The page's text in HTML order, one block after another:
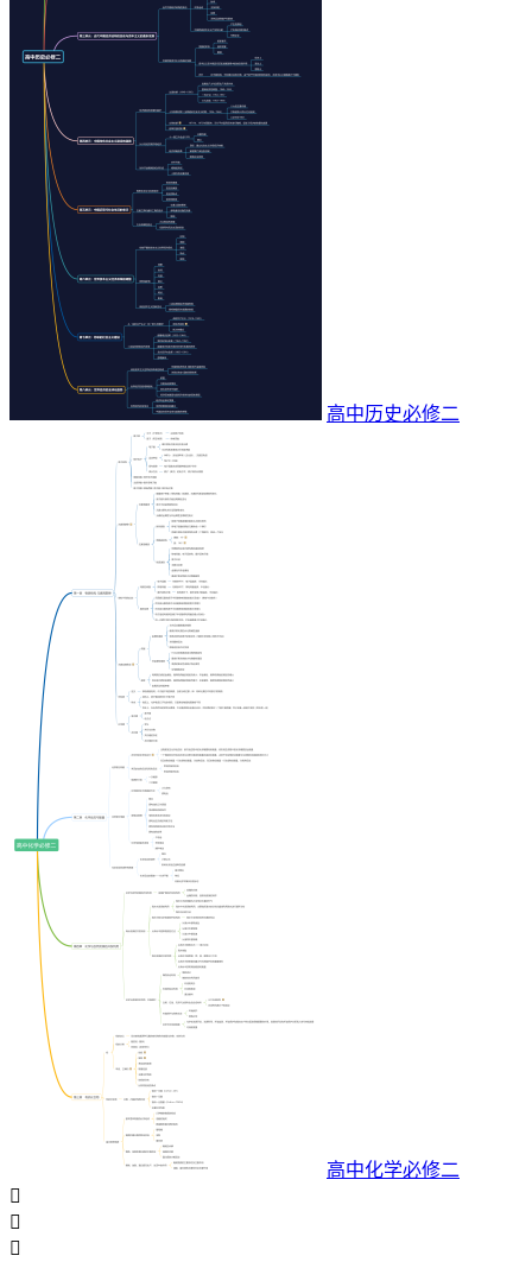
高中历史必修二
高中化学必修二


